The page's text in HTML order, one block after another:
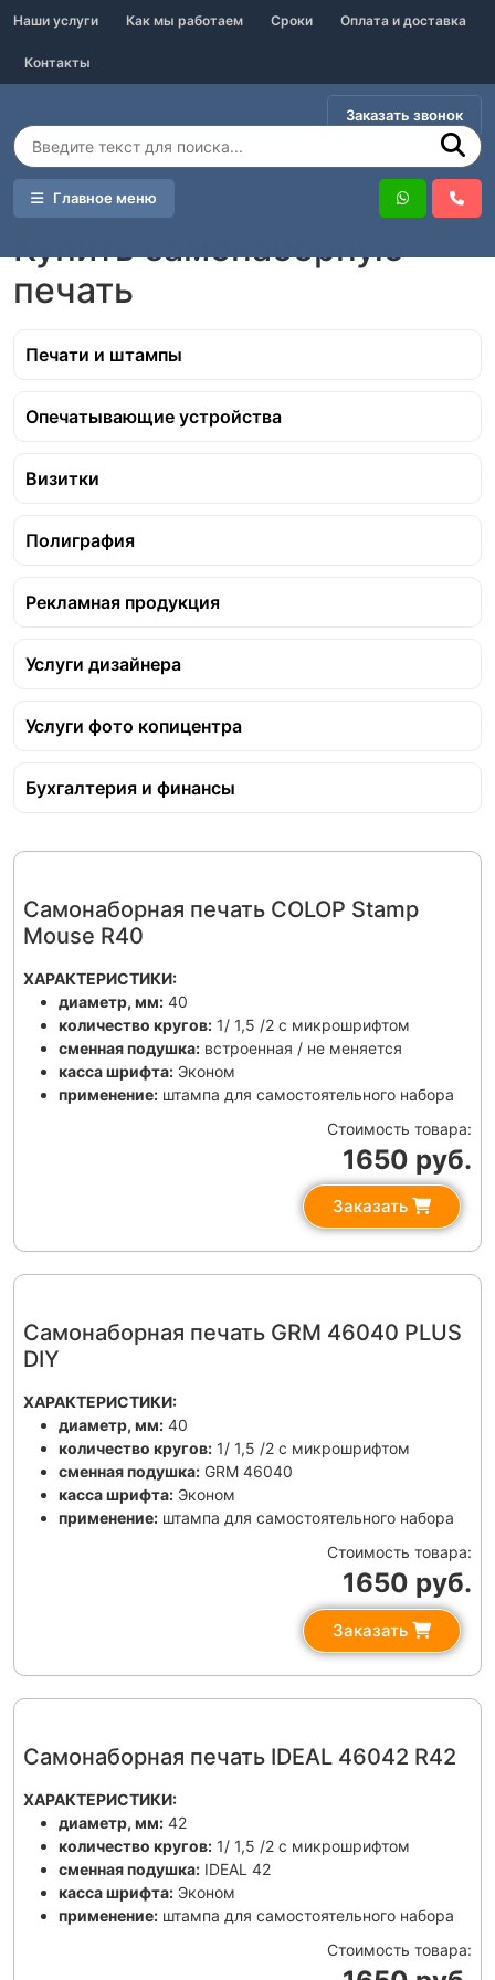
Наши услуги Как мы работаем Сроки Оплата и доставка
Контакты
Заказать звонок
Главное меню
Услуги Купить самонаборную печать
Купить самонаборную
печать
Печати и штампы
Опечатывающие устройства
Визитки
Полиграфия
Рекламная продукция
Услуги дизайнера
Услуги фото копицентра
Бухгалтерия и финансы
Самонаборная печать COLOP Stamp
Mouse R40
ХАРАКТЕРИСТИКИ:
диаметр, мм: 40
количество кругов: 1/ 1,5 /2 с микрошрифтом
сменная подушка: встроенная / не меняется
касса шрифта: Эконом
применение: штампа для самостоятельного набора
Стоимость товара:
1650 руб.
Заказать
Самонаборная печать GRM 46040 PLUS
DIY
ХАРАКТЕРИСТИКИ:
диаметр, мм: 40
количество кругов: 1/ 1,5 /2 с микрошрифтом
сменная подушка: GRM 46040
касса шрифта: Эконом
применение: штампа для самостоятельного набора
Стоимость товара:
1650 руб.
Заказать
Самонаборная печать IDEAL 46042 R42
ХАРАКТЕРИСТИКИ:
диаметр, мм: 42
количество кругов: 1/ 1,5 /2 с микрошрифтом
сменная подушка: IDEAL 42
касса шрифта: Эконом
применение: штампа для самостоятельного набора
Стоимость товара: